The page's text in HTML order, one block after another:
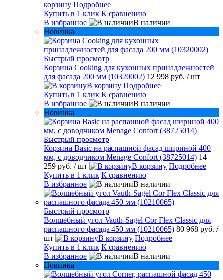
корзину Подробнее
Купить в 1 клик К сравнению
В избранное
В наличии
Новинка
Быстрый просмотр
Корзина Cooking для кухонных принадлежностей
для фасада 200 мм (10320002) 12 998 руб. / шт
В корзину Подробнее
Купить в 1 клик К сравнению
В избранное
В наличии
Новинка
Быстрый просмотр
Корзина Basic на распашной фасад шириной 400
мм, с доводчиком Menage Confort (38725014) 14
259 руб. / шт В корзину Подробнее
Купить в 1 клик К сравнению
В избранное
В наличии
Быстрый просмотр
Волшебный угол Vauth-Sagel Cor Flex Classic для
распашного фасада 450 мм (10210065) 80 968 руб. /
шт
В корзину Подробнее
Купить в 1 клик К сравнению
В избранное
В наличии
Новинка